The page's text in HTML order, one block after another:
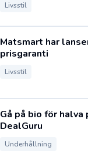
Livsstil
Matsmart har
prisgaranti
Livsstil
Gå på bio för
DealGuru
Underhållning